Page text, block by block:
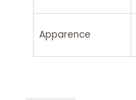
Apparence